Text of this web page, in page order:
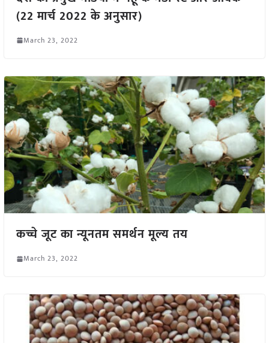
(22 मार्च 2022 के अनुसार)
March 23, 2022
कच्चे जूट का न्यूनतम समर्थन मूल्य तय
March 23, 2022